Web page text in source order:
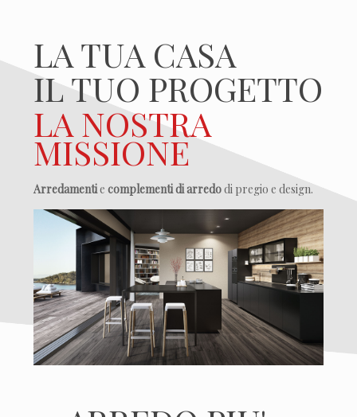
LA TUA CASA
IL TUO PROGETTO
LA NOSTRA
MISSIONE
Arredamentie complementi di arredodi pregio e design.